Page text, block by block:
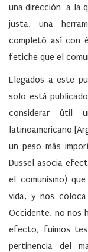
una dirección a la
justa, una
completó así con
fetiche que el
Llegados a este
solo está
considerar útil
latinoamericano
un peso más
Dussel asocia
el comunismo)
vida, y nos
Occidente, no nos
efecto, fuimos
pertinencia del